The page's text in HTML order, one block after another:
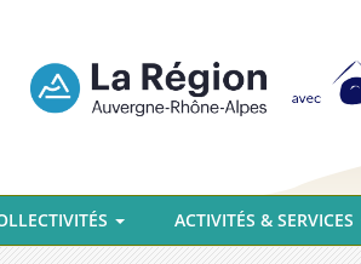
ACTIVITÉS & SERVICES